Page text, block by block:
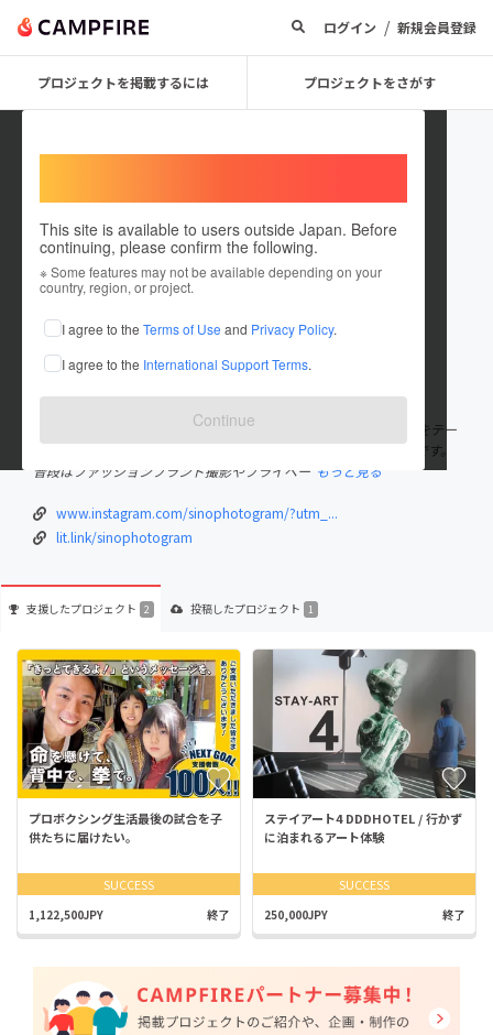
ログイン / 新規会員登録
プロジェクトを掲載するには プロジェクトをさがす
This site is available to users outside Japan. Before
continuing, please confirm the following.
※ Some features may not be available depending on your
country, region, or project.
I agree to the Terms of Use and Privacy Policy.
I agree to the International Support Terms.
Continue
photographer sino
これまでに2回支援して1件のプロジェクトを投稿しています
在住国：日本 現在地：東京都
出身国：日本 出身地：東京都
フォトグラファーのsinoです。 『肉眼で見るより美しい世界を』をテー
マに創作的で独特な世界観で作品撮影しているフォトグラファーです。
普段はファッションブランド撮影やプライベー もっと見る
www.instagram.com/sinophotogram/?utm_...
lit.link/sinophotogram
支援したプロジェクト 2 投稿したプロジェクト 1
プロボクシング生活最後の試合を子
供たちに届けたい。
SUCCESS
1,122,500JPY 終了
ステイアート4 DDDHOTEL / 行かず
に泊まれるアート体験
SUCCESS
250,000JPY 終了